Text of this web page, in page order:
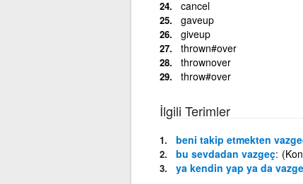
cancel
gaveup
giveup
thrown#over
thrownover
throw#over
İlgili Terimler
beni takip etmekten
bu sevdadan vazgeç
ya kendin yap ya da